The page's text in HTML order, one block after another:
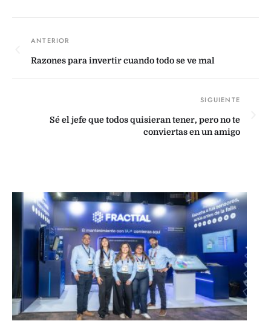
Razones para invertir cuando todo se ve mal
Sé el jefe que todos quisieran tener, pero no te
conviertas en un amigo